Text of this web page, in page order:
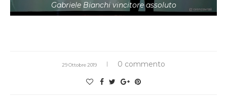
Gabriele Bianchi vincitore assoluto
29 Ottobre 2019 0 commento